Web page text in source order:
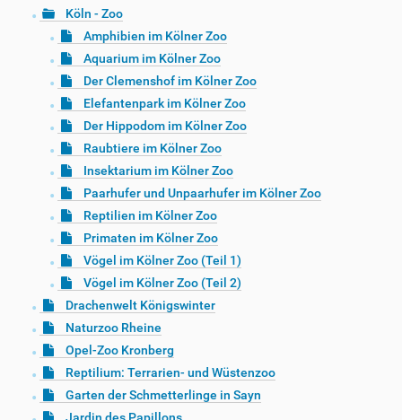
Köln - Zoo
Amphibien im Kölner Zoo
Aquarium im Kölner Zoo
Der Clemenshof im Kölner Zoo
Elefantenpark im Kölner Zoo
Der Hippodom im Kölner Zoo
Raubtiere im Kölner Zoo
Insektarium im Kölner Zoo
Paarhufer und Unpaarhufer im Kölner Zoo
Reptilien im Kölner Zoo
Primaten im Kölner Zoo
Vögel im Kölner Zoo (Teil 1)
Vögel im Kölner Zoo (Teil 2)
Drachenwelt Königswinter
Naturzoo Rheine
Opel-Zoo Kronberg
Reptilium: Terrarien- und Wüstenzoo
Garten der Schmetterlinge in Sayn